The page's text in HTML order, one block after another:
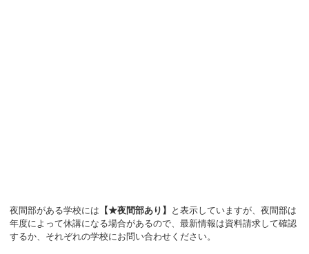
夜間部がある学校には 【★夜間部あり】
と表示していますが、夜間部は
年度によって休講になる場合があるので、最新情報は資料請求して確認
するか、それぞれの学校にお問い合わせください。